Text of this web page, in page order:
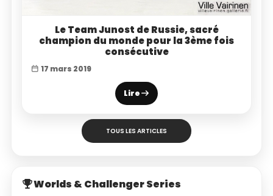
Le Team Junost de Russie, sacré
champion du monde pour la 3ème fois
consécutive
17 mars 2019
Lire
TOUS LES ARTICLES
Worlds & Challenger Series